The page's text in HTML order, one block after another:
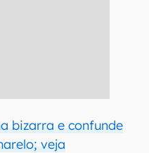
bizarra e confunde
veja